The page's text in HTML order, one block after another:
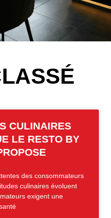
CULINAIRES
LE RESTO BY
des consommateurs
culinaires évoluent
exigent une